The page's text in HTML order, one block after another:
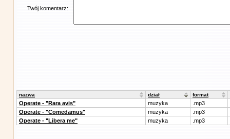
Twój komentarz:
nazwa dział format
Operate - "Rara avis" muzyka
.mp3
Operate - "Comedamus"
muzyka
.mp3
Operate - "Libera me"
muzyka .mp3